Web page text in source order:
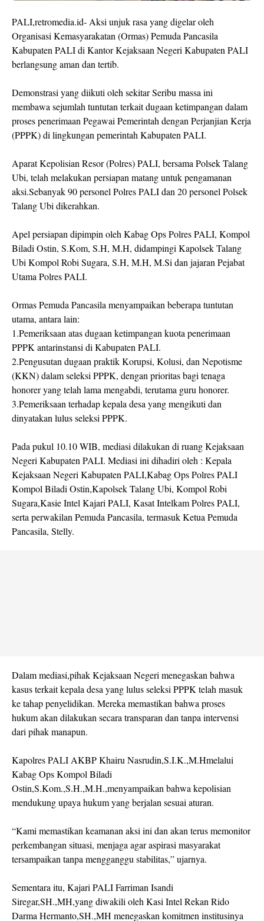
PALI,retromedia.id- Aksi unjuk rasa yang digelar oleh
Organisasi Kemasyarakatan (Ormas) Pemuda Pancasila
Kabupaten PALI di Kantor Kejaksaan Negeri Kabupaten PALI
berlangsung aman dan tertib.
Demonstrasi yang diikuti oleh sekitar Seribu massa ini
membawa sejumlah tuntutan terkait dugaan ketimpangan dalam
proses penerimaan Pegawai Pemerintah dengan Perjanjian Kerja
(PPPK) di lingkungan pemerintah Kabupaten PALI.
Aparat Kepolisian Resor (Polres) PALI, bersama Polsek Talang
Ubi, telah melakukan persiapan matang untuk pengamanan
aksi.Sebanyak 90 personel Polres PALI dan 20 personel Polsek
Talang Ubi dikerahkan.
Apel persiapan dipimpin oleh Kabag Ops Polres PALI, Kompol
Biladi Ostin, S.Kom, S.H, M.H, didampingi Kapolsek Talang
Ubi Kompol Robi Sugara, S.H, M.H, M.Si dan jajaran Pejabat
Utama Polres PALI.
Ormas Pemuda Pancasila menyampaikan beberapa tuntutan
utama, antara lain:
1.Pemeriksaan atas dugaan ketimpangan kuota penerimaan
PPPK antarinstansi di Kabupaten PALI.
2.Pengusutan dugaan praktik Korupsi, Kolusi, dan Nepotisme
(KKN) dalam seleksi PPPK, dengan prioritas bagi tenaga
honorer yang telah lama mengabdi, terutama guru honorer.
3.Pemeriksaan terhadap kepala desa yang mengikuti dan
dinyatakan lulus seleksi PPPK.
Pada pukul 10.10 WIB, mediasi dilakukan di ruang Kejaksaan
Negeri Kabupaten PALI. Mediasi ini dihadiri oleh : Kepala
Kejaksaan Negeri Kabupaten PALI,Kabag Ops Polres PALI
Kompol Biladi Ostin,Kapolsek Talang Ubi, Kompol Robi
Sugara,Kasie Intel Kajari PALI, Kasat Intelkam Polres PALI,
serta perwakilan Pemuda Pancasila, termasuk Ketua Pemuda
Pancasila, Stelly.
Dalam mediasi,pihak Kejaksaan Negeri menegaskan bahwa
kasus terkait kepala desa yang lulus seleksi PPPK telah masuk
ke tahap penyelidikan. Mereka memastikan bahwa proses
hukum akan dilakukan secara transparan dan tanpa intervensi
dari pihak manapun.
Kapolres PALI AKBP Khairu Nasrudin,S.I.K.,M.Hmelalui
Kabag Ops Kompol Biladi
Ostin,S.Kom.,S.H.,M.H.,menyampaikan bahwa kepolisian
mendukung upaya hukum yang berjalan sesuai aturan.
“Kami memastikan keamanan aksi ini dan akan terus memonitor
perkembangan situasi, menjaga agar aspirasi masyarakat
tersampaikan tanpa mengganggu stabilitas,” ujarnya.
Sementara itu, Kajari PALI Farriman Isandi
Siregar,SH.,MH,yang diwakili oleh Kasi Intel Rekan Rido
Darma Hermanto,SH.,MH menegaskan komitmen institusinya